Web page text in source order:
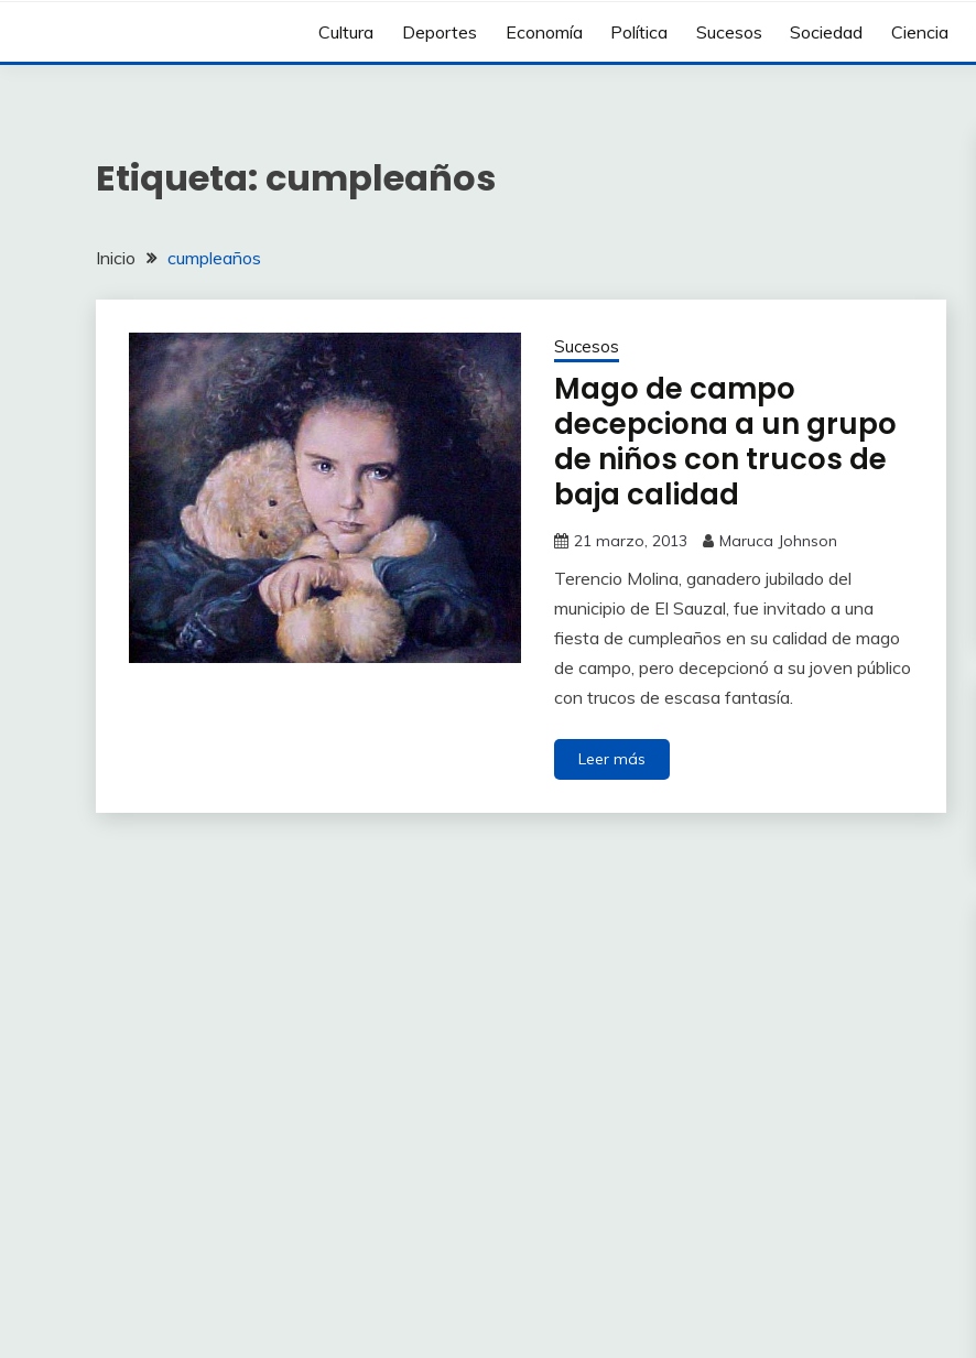
Cultura Deportes Economía Política Sucesos Sociedad Ciencia
Etiqueta: cumpleaños
Inicio cumpleaños
Sucesos
Mago de campo
decepciona a un grupo
de niños con trucos de
baja calidad
21 marzo, 2013 Maruca Johnson
Terencio Molina, ganadero jubilado del
municipio de El Sauzal, fue invitado a una
fiesta de cumpleaños en su calidad de mago
de campo, pero decepcionó a su joven público
con trucos de escasa fantasía.
Leer más